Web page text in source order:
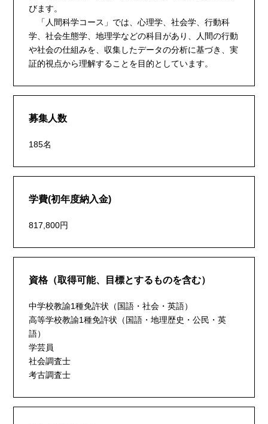
びます。
「人間科学コース」では、心理学、社会学、行動科
学、社会生態学、地理学などの科目があり、人間の行動
や社会の仕組みを、収集したデータの分析に基づき、実
証的視点から理解することを目的としています。
募集人数
185名
学費(初年度納入金)
817,800円
資格（取得可能、目標とするものを含む）
中学校教諭1種免許状（国語・社会・英語）
高等学校教諭1種免許状（国語・地理歴史・公民・英
語）
学芸員
社会調査士
考古調査士